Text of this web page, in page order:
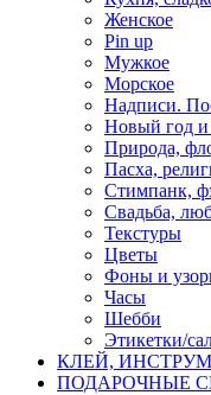
Женское
Pin up
Мужкое
Морское
Надписи.
Новый год и
Природа,
Пасха,
Стимпанк,
Свадьба,
Текстуры
Цветы
Фоны и
Часы
Шебби
Этикетки/
КЛЕЙ,
ПОДАРОЧНЫЕ